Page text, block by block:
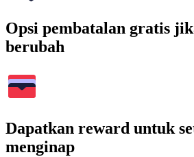
Opsi pembatalan gratis
berubah
Dapatkan reward untuk
menginap